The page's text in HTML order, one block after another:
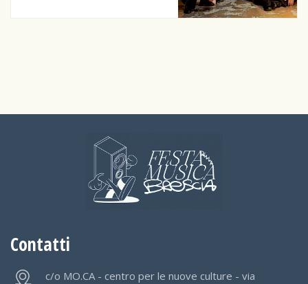
Contatti
c/o MO.CA - centro per le nuove culture - via